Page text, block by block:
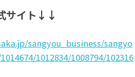
サイト↓↓
sangyou_business/sangyo
1012834/1008794/102316